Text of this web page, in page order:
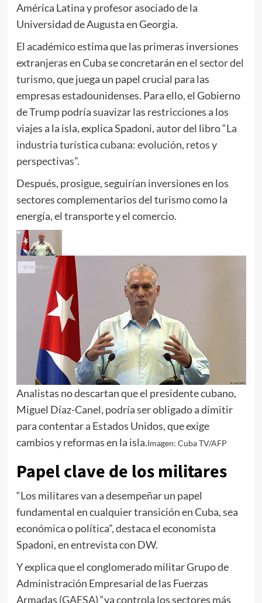
América Latina y profesor asociado de la
Universidad de Augusta en Georgia.
El académico estima que las primeras inversiones
extranjeras en Cuba se concretarán enel sector del
turismo, que juega un papel crucial para las
empresas estadounidenses. Para ello, el Gobierno
de Trump podría suavizar las restricciones a los
viajes a la isla, explica Spadoni, autor del libro“La
industria turística cubana: evolución, retos y
perspectivas”.
Después, prosigue, seguirían inversiones en los
sectores complementarios del turismo como la
energía, el transporte y el comercio.
Analistas no descartan que el presidente cubano,
Miguel Díaz-Canel, podría ser obligado a dimitir
para contentar a Estados Unidos, que exige
cambios y reformas en la isla.Imagen: Cuba TV/AFP
Papel clave de los militares
“Los militares van a desempeñar un papel
fundamental en cualquier transición en Cuba, sea
económica o política”, destaca el economista
Spadoni, en entrevista con DW.
Y explica que el conglomerado militar Grupo de
Administración Empresarial de las Fuerzas
Armadas (GAESA) “ya controla los sectores más